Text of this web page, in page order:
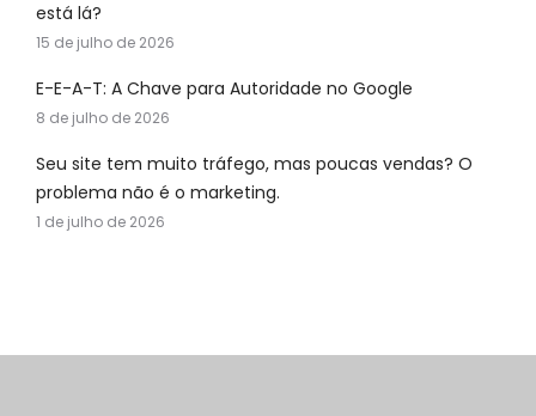
está lá?
15 de julho de 2026
E-E-A-T: A Chave para Autoridade no Google
8 de julho de 2026
Seu site tem muito tráfego, mas poucas vendas? O
problema não é o marketing.
1 de julho de 2026